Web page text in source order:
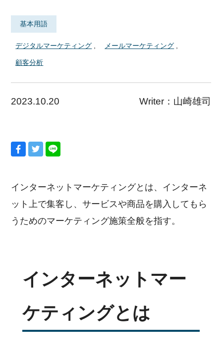
基本用語
デジタルマーケティング メールマーケティング
顧客分析
2023.10.20 Writer： 山崎雄司
インターネットマーケティングとは、インターネ
ット上で集客し、サービスや商品を購入してもら
うためのマーケティング施策全般を指す。
インターネットマー
ケティングとは